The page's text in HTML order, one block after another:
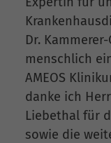
Dr.
menschlich
AMEOS
danke ich
Liebethal für
sowie die